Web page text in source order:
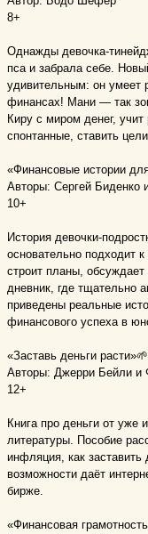
8+
Однажды девочка-
пса и забрала себе.
удивительным: он умеет
финансах! Мани — так
Киру с миром денег,
спонтанные, ставить
«Финансовые истории
Авторы: Сергей Биденко
10+
История девочки-
основательно подходит
строит планы,
дневник, где тщательно
приведены реальные
финансового успеха в
«Заставь деньги расти»🌱
Авторы: Джерри Бейли и
12+
Книга про деньги от уже
литературы. Пособие
инфляция, как заставить
возможности даёт
бирже.
«Финансовая